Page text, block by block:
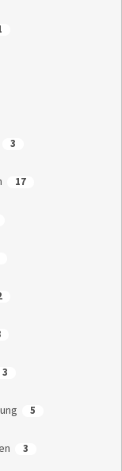
3
17
3
5
3